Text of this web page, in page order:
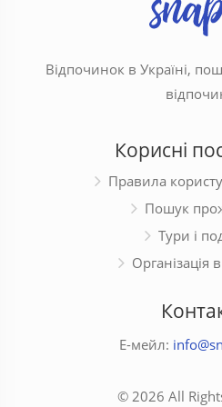
Відпочинок в Україні,
Корисні
Правила
Пошук
Тури і
Організація
Е-мейл:
© 2026 All